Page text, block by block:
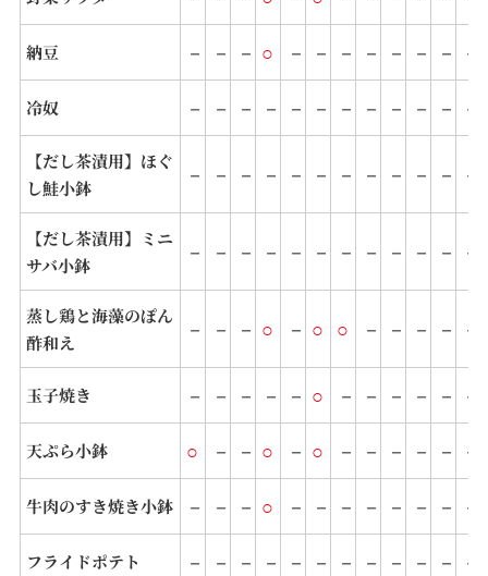
納豆 － － － ○ － － － － － － － －
冷奴 － － － － － － － － － － － －
【だし茶漬用】ほぐ
し鮭小鉢
－ － － － － － － － － － － －
【だし茶漬用】ミニ
サバ小鉢
－ － － － － － － － － － － －
蒸し鶏と海藻のぽん
酢和え
－ － － ○ － ○ ○ － － － － －
玉子焼き － － － － － ○ － － － － － －
天ぷら小鉢 ○ － － ○ － ○ － － － － － －
牛肉のすき焼き小鉢 － － － ○ － － － － － － － －
フライドポテト － － － － － － － － － － － －